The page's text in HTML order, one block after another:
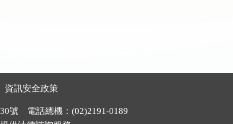
資訊安全政策
號 電話總機：(02)2191-0189